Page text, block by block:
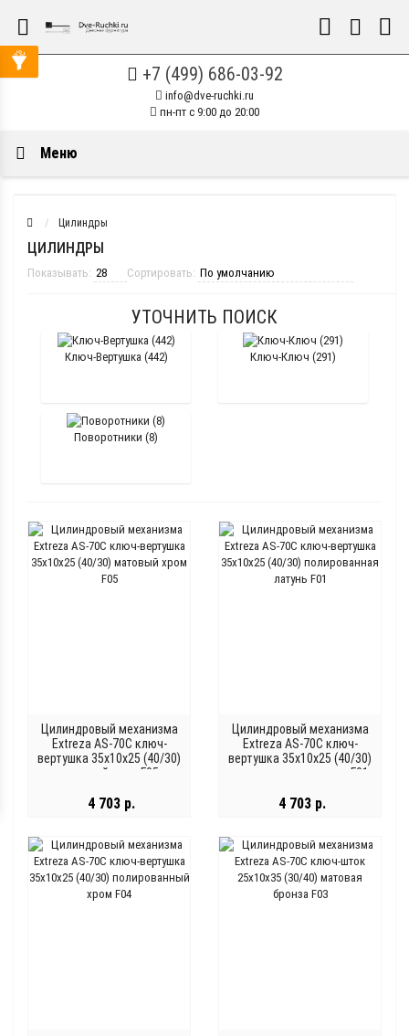
+7 (499) 686-03-92
info@dve-ruchki.ru
пн-пт с 9:00 до 20:00
Меню
Цилиндры
ЦИЛИНДРЫ
Показывать: Сортировать:
УТОЧНИТЬ ПОИСК
Ключ-Вертушка (442) Ключ-Ключ (291)
Поворотники (8)
Цилиндровый механизма
Extreza AS-70С ключ-
вертушка 35x10x25 (40/30)
матовый хром F05
4 703 р.
Цилиндровый механизма
Extreza AS-70С ключ-
вертушка 35x10x25 (40/30)
полированная латунь F01
4 703 р.